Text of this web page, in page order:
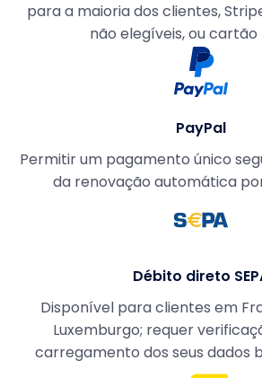
para a maioria dos clientes,
não elegíveis, ou cartão
PayPal
Permitir um pagamento único
da renovação automática
Débito direto
Disponível para clientes em
Luxemburgo; requer
carregamento dos seus dados